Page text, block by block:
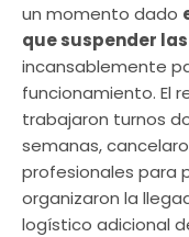
un momento dado
que suspender
incansablemente
funcionamiento. El
trabajaron turnos
semanas,
profesionales para
organizaron la
logístico adicional